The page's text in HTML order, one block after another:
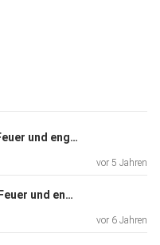
sFeA1.09- Schottisches Feuer und englische Anmut
vor 5 Jahren
sFeA1.08 - Schottisches Feuer und englische Anmut
vor 6 Jahren